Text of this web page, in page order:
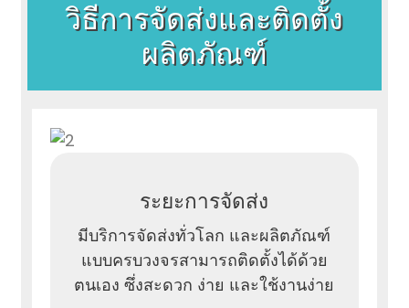
วิธีการจัดส่งและติดตั้ง
ผลิตภัณฑ์
ระยะการจัดส่ง
มีบริการจัดส่งทั่วโลก และผลิตภัณฑ์
แบบครบวงจรสามารถติดตั้งได้ด้วย
ตนเอง ซึ่งสะดวก ง่าย และใช้งานง่าย